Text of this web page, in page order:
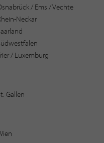
/ Ems / Vechte
Neckar
/ Luxemburg
Gallen